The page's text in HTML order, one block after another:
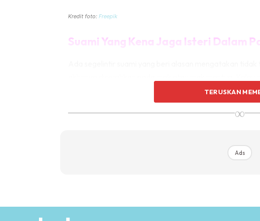
Kredit foto: Freepik
Suami Yang Kena Jaga Isteri Dalam
mungkinlah boleh tolong. Bagaimana kalau kedua-
peduli, tentunya ia mengganggu emosi isteri. Silap
TERUSKAN
∞
Ads